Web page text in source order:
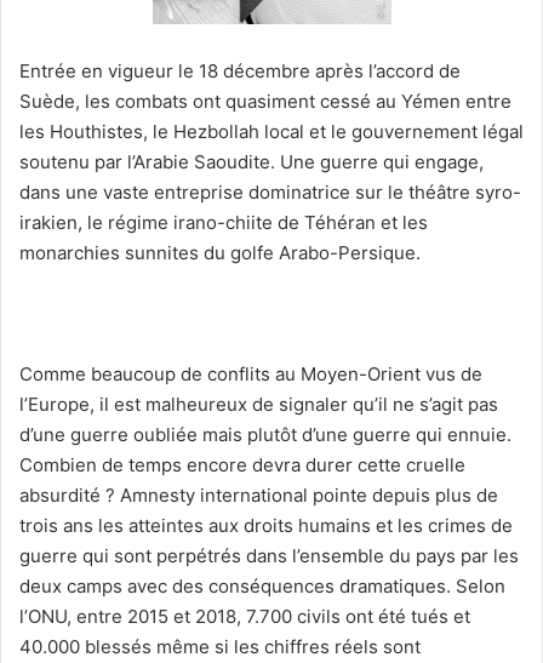
Entrée en vigueur le 18 décembre après l’accord de
Suède, les combats ont quasiment cessé au Yémen entre
les Houthistes, le Hezbollah local et le gouvernement légal
soutenu par l’Arabie Saoudite. Une guerre qui engage,
dans une vaste entreprise dominatrice sur le théâtre syro-
irakien, le régime irano-chiite de Téhéran et les
monarchies sunnites du golfe Arabo-Persique.
Comme beaucoup de conflits au Moyen-Orient vus de
l’Europe, il est malheureux de signaler qu’il ne s’agit pas
d’une guerre oubliée mais plutôt d’une guerre qui ennuie.
Combien de temps encore devra durer cette cruelle
absurdité ? Amnesty international pointe depuis plus de
trois ans les atteintes aux droits humains et les crimes de
guerre qui sont perpétrés dans l’ensemble du pays par les
deux camps avec des conséquences dramatiques. Selon
l’ONU, entre 2015 et 2018, 7.700 civils ont été tués et
40.000 blessés même si les chiffres réels sont